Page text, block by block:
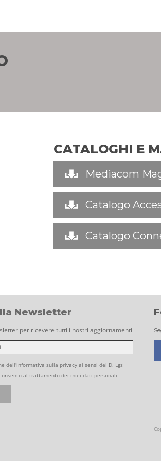
CATALOGHI E
Mediacom
Catalogo
Catalogo
Newsletter
per ricevere tutti i nostri aggiornamenti
dell'informativa sulla privacy ai sensi del D. Lgs
al trattamento dei miei dati personali